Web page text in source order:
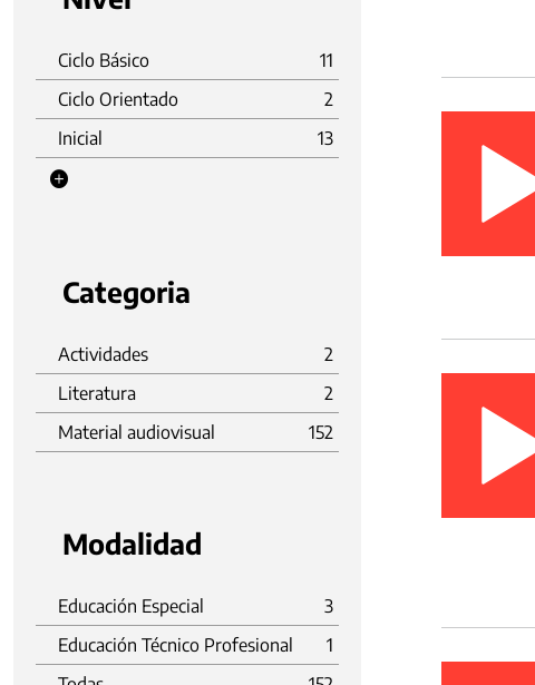
Ciclo Básico
11
Ciclo Orientado
2
Inicial
13
Categoria
Actividades
2
Literatura
2
Material audiovisual
152
Modalidad
Educación Especial
3
Educación Técnico Profesional
1